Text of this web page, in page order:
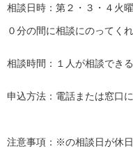
相談日時：第２・３・４火
０分の間に相談にのってくれ
相談時間：１人が相談でき
申込方法：電話または窓口に
注意事項：※の相談日が休